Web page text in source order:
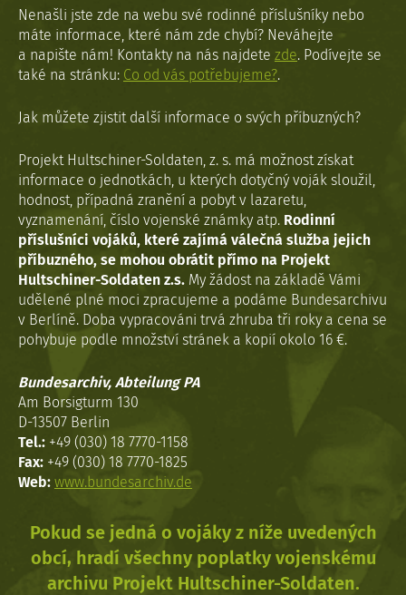
Nenašli jste zde na webu své rodinné příslušníky nebo
máte informace, které nám zde chybí? Neváhejte
a napište nám! Kontakty na nás najdete zde. Podívejte se
také na stránku: Co od vás potřebujeme?.
Jak můžete zjistit další informace o svých příbuzných?
Projekt Hultschiner-Soldaten, z. s. má možnost získat
informace o jednotkách, u kterých dotyčný voják sloužil,
hodnost, případná zranění a pobyt v lazaretu,
vyznamenání, číslo vojenské známky atp. Rodinní
příslušníci vojáků, které zajímá válečná služba jejich
příbuzného, se mohou obrátit přímo na Projekt
Hultschiner-Soldaten z.s. My žádost na základě Vámi
udělené plné moci zpracujeme a podáme Bundesarchivu
v Berlíně. Doba vypracováni trvá zhruba tři roky a cena se
pohybuje podle množství stránek a kopií okolo 16 €.
Bundesarchiv, Abteilung PA
Am Borsigturm 130
D-13507 Berlin
Tel.: +49 (030) 18 7770-1158
Fax: +49 (030) 18 7770-1825
Web: www.bundesarchiv.de
Pokud se jedná o vojáky z níže uvedených
obcí, hradí všechny poplatky vojenskému
archivu Projekt Hultschiner-Soldaten.